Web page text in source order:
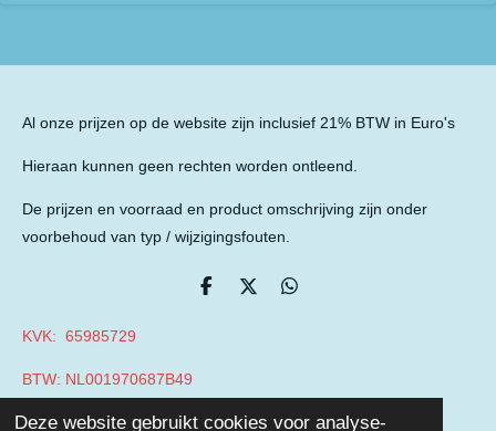
Deze website gebruikt cookies voor analyse-
Al onze prijzen op de website zijn inclusief 21% BTW in Euro's
Hieraan kunnen geen rechten worden ontleend.
De prijzen en voorraad en product omschrijving zijn onder
voorbehoud van typ / wijzigingsfouten.
D
D
D
KVK: 65985729
BTW: NL001970687B49